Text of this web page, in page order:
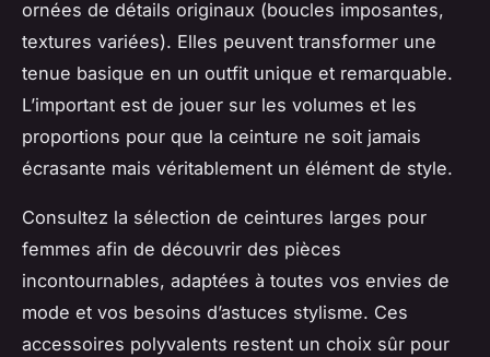
ornées de détails originaux (boucles imposantes,
textures variées). Elles peuvent transformer une
tenue basique en un outfit unique et remarquable.
L’important est de jouer sur les volumes et les
proportions pour que la ceinture ne soit jamais
écrasante mais véritablement un élément de style.
Consultez la sélection de ceintures larges pour
femmes afin de découvrir des pièces
incontournables, adaptées à toutes vos envies de
mode et vos besoins d’astuces stylisme. Ces
accessoires polyvalents restent un choix sûr pour